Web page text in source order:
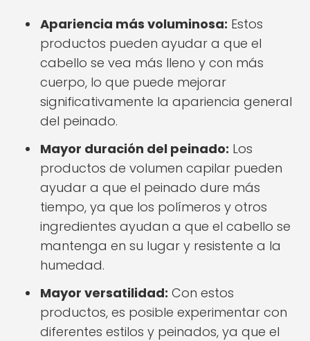
Apariencia más voluminosa: Estos
productos pueden ayudar a que el
cabello se vea más lleno y con más
cuerpo, lo que puede mejorar
significativamente la apariencia general
del peinado.
Mayor duración del peinado: Los
productos de volumen capilar pueden
ayudar a que el peinado dure más
tiempo, ya que los polímeros y otros
ingredientes ayudan a que el cabello se
mantenga en su lugar y resistente a la
humedad.
Mayor versatilidad: Con estos
productos, es posible experimentar con
diferentes estilos y peinados, ya que el